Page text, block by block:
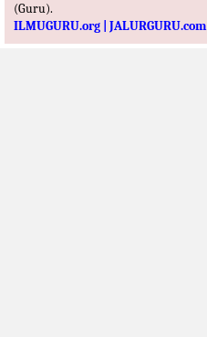
(Guru).
ILMUGURU.org | JALURGURU.com